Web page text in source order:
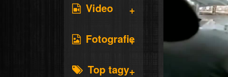
Video
Fotografie
Top tagy